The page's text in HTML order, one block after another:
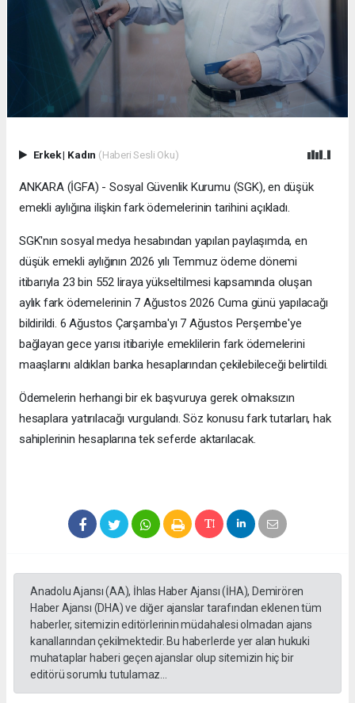
Erkek| Kadın (Haberi Sesli Oku)
ANKARA (İGFA) - Sosyal Güvenlik Kurumu (SGK), en düşük
emekli aylığına ilişkin fark ödemelerinin tarihini açıkladı.
SGK'nın sosyal medya hesabından yapılan paylaşımda, en
düşük emekli aylığının 2026 yılı Temmuz ödeme dönemi
itibarıyla 23 bin 552 liraya yükseltilmesi kapsamında oluşan
aylık fark ödemelerinin 7 Ağustos 2026 Cuma günü yapılacağı
bildirildi. 6 Ağustos Çarşamba'yı 7 Ağustos Perşembe'ye
bağlayan gece yarısı itibariyle emeklilerin fark ödemelerini
maaşlarını aldıkları banka hesaplarından çekilebileceği belirtildi.
Ödemelerin herhangi bir ek başvuruya gerek olmaksızın
hesaplara yatırılacağı vurgulandı. Söz konusu fark tutarları, hak
sahiplerinin hesaplarına tek seferde aktarılacak.
Anadolu Ajansı (AA), İhlas Haber Ajansı (İHA), Demirören
Haber Ajansı (DHA) ve diğer ajanslar tarafından eklenen tüm
haberler, sitemizin editörlerinin müdahalesi olmadan ajans
kanallarından çekilmektedir. Bu haberlerde yer alan hukuki
muhataplar haberi geçen ajanslar olup sitemizin hiç bir
editörü sorumlu tutulamaz...